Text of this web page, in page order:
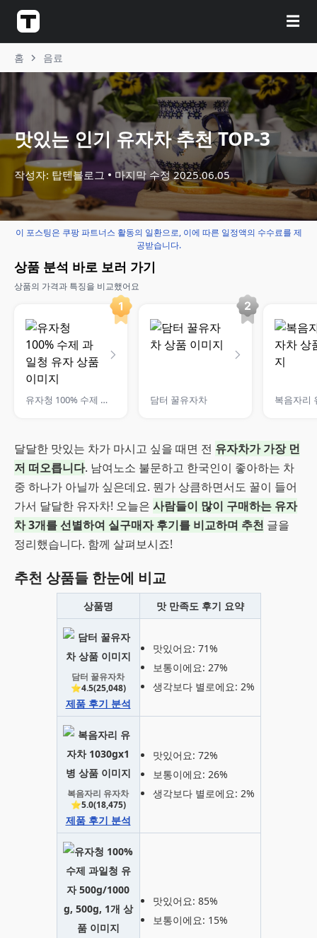
☰
홈 음료
맛있는 인기 유자차 추천 TOP-3
작성자: 탑텐블로그 마지막 수정2025.06.05
이 포스팅은 쿠팡 파트너스 활동의 일환으로, 이에 따른 일정액의 수수료를 제
공받습니다.
상품 분석 바로 보러 가기
상품의 가격과 특징을 비교했어요
유자청 100% 수제 과일청 유자 담터 꿀유자차 복음자리
달달한 맛있는 차가 마시고 싶을 때면 전 유자차가 가장 먼
저 떠오릅니다. 남여노소 불문하고 한국인이 좋아하는 차
중 하나가 아닐까 싶은데요. 뭔가 상큼하면서도 꿀이 들어
가서 달달한 유자차! 오늘은 사람들이 많이 구매하는 유자
차 3개를 선별하여 실구매자 후기를 비교하며 추천 글을
정리했습니다. 함께 살펴보시죠!
추천 상품들 한눈에 비교
상품명 맛 만족도 후기 요약
담터 꿀유자차
⭐4.5(25,048)
제품 후기 분석
맛있어요: 71%
보통이에요: 27%
생각보다 별로에요: 2%
복음자리 유자차
⭐5.0(18,475)
제품 후기 분석
맛있어요: 72%
보통이에요: 26%
생각보다 별로에요: 2%
맛있어요: 85%
보통이에요: 15%